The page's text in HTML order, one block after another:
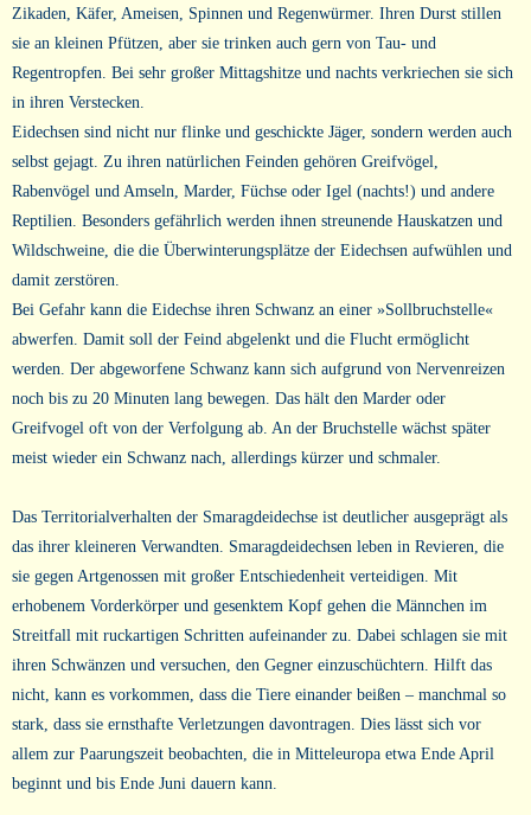
Zikaden, Käfer, Ameisen, Spinnen und Regenwürmer. Ihren Durst stillen
sie an kleinen Pfützen, aber sie trinken auch gern von Tau- und
Regentropfen. Bei sehr großer Mittagshitze und nachts verkriechen sie sich
in ihren Verstecken.
Eidechsen sind nicht nur flinke und geschickte Jäger, sondern werden auch
selbst gejagt. Zu ihren natürlichen Feinden gehören Greifvögel,
Rabenvögel und Amseln, Marder, Füchse oder Igel (nachts!) und andere
Reptilien. Besonders gefährlich werden ihnen streunende Hauskatzen und
Wildschweine, die die Überwinterungsplätze der Eidechsen aufwühlen und
damit zerstören.
Bei Gefahr kann die Eidechse ihren Schwanz an einer »Sollbruchstelle«
abwerfen. Damit soll der Feind abgelenkt und die Flucht ermöglicht
werden. Der abgeworfene Schwanz kann sich aufgrund von Nervenreizen
noch bis zu 20 Minuten lang bewegen. Das hält den Marder oder
Greifvogel oft von der Verfolgung ab. An der Bruchstelle wächst später
meist wieder ein Schwanz nach, allerdings kürzer und schmaler.
Das Territorialverhalten der Smaragdeidechse ist deutlicher ausgeprägt als
das ihrer kleineren Verwandten. Smaragdeidechsen leben in Revieren, die
sie gegen Artgenossen mit großer Entschiedenheit verteidigen. Mit
erhobenem Vorderkörper und gesenktem Kopf gehen die Männchen im
Streitfall mit ruckartigen Schritten aufeinander zu. Dabei schlagen sie mit
ihren Schwänzen und versuchen, den Gegner einzuschüchtern. Hilft das
nicht, kann es vorkommen, dass die Tiere einander beißen – manchmal so
stark, dass sie ernsthafte Verletzungen davontragen. Dies lässt sich vor
allem zur Paarungszeit beobachten, die in Mitteleuropa etwa Ende April
beginnt und bis Ende Juni dauern kann.